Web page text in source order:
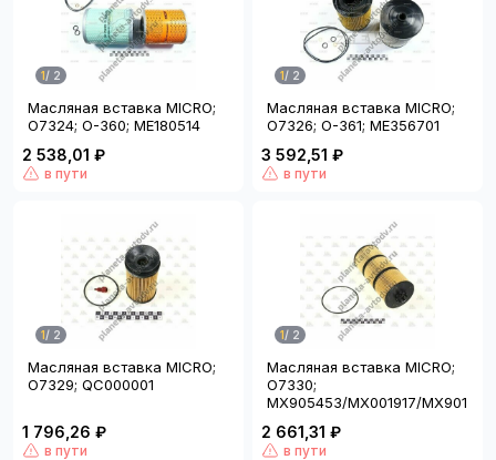
1/ 2
Масляная вставка MICRO;
O7324; O-360; ME180514
2 538,01 ₽
в пути
1/ 2
Масляная вставка MICRO;
O7326; O-361; ME356701
3 592,51 ₽
в пути
1/ 2
Масляная вставка MICRO;
O7329; QC000001
1 796,26 ₽
в пути
1/ 2
Масляная вставка MICRO;
O7330;
MX905453/MX001917/MX901279
2 661,31 ₽
в пути